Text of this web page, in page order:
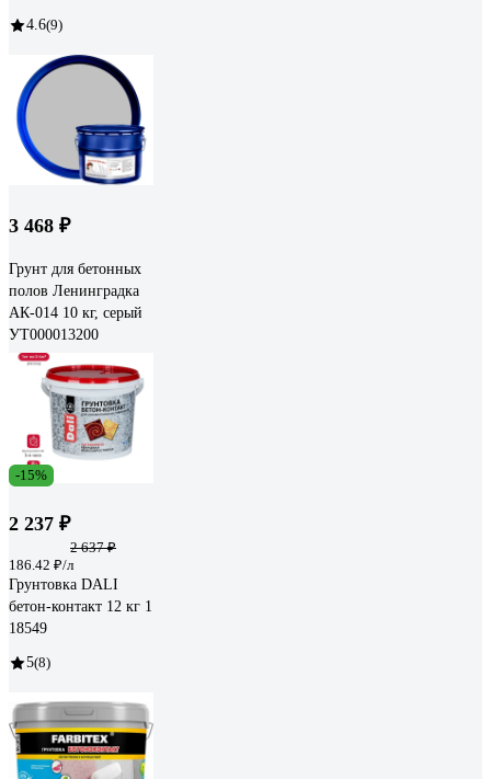
4.6(9)
3 468 ₽
Грунт для бетонных
полов Ленинградка
АК-014 10 кг, серый
УТ000013200
-15%
2 237 ₽
2 637 ₽
186.42 ₽/л
Грунтовка DALI
бетон-контакт 12 кг 1
18549
5(8)